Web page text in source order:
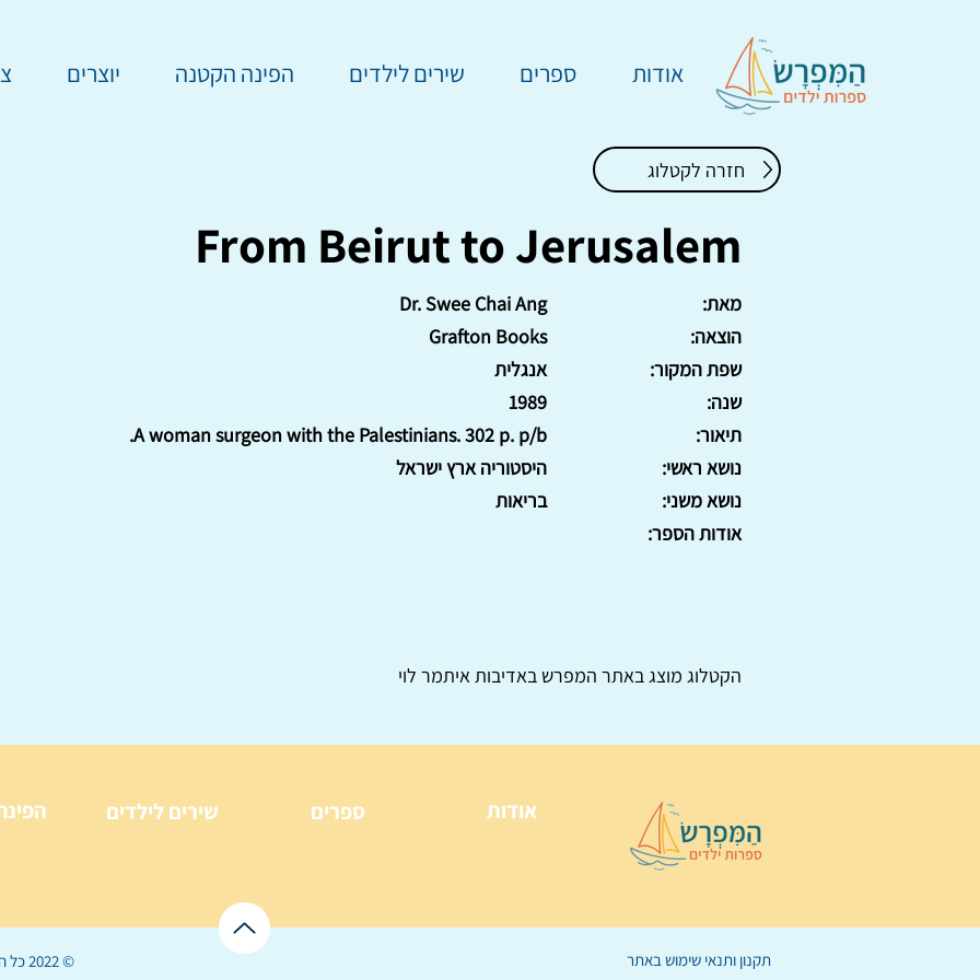
אודות ספרים שירים לילדים הפינה הקטנה יוצרים
חזרה לקטלוג
From Beirut to Jerusalem
Dr. Swee Chai Ang
מאת:
Grafton Books
הוצאה:
אנגלית
שפת המקור:
1989
שנה:
A woman surgeon with the Palestinians. 302 p. p/b.
תיאור:
היסטוריה ארץ ישראל
נושא ראשי:
בריאות
נושא משני:
אודות הספר:
הקטלוג מוצג באתר המפרש באדיבות איתמר לוי
שירים לילדים ספרים אודות
© 2022 כל הזכויות שמורות ל תקנון ותנאי שימוש באתר